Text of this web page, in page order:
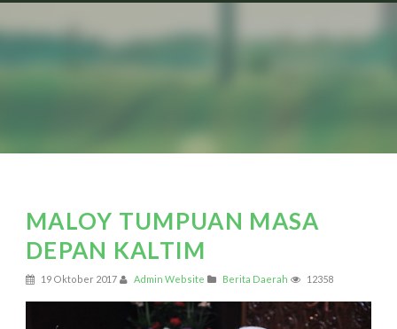
MALOY TUMPUAN MASA
DEPAN KALTIM
19 Oktober 2017 Admin Website Berita Daerah 12358